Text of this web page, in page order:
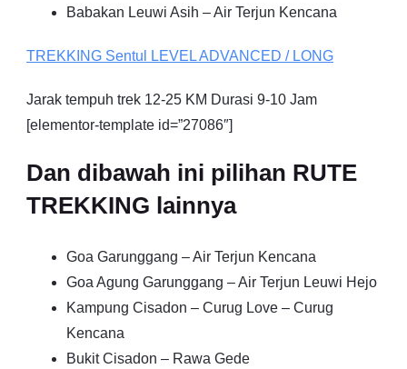
Babakan Leuwi Asih – Air Terjun Kencana
TREKKING Sentul LEVEL ADVANCED / LONG
Jarak tempuh trek 12-25 KM Durasi 9-10 Jam
[elementor-template id=”27086″]
Dan dibawah ini pilihan RUTE
TREKKING lainnya
Goa Garunggang – Air Terjun Kencana
Goa Agung Garunggang – Air Terjun Leuwi Hejo
Kampung Cisadon – Curug Love – Curug
Kencana
Bukit Cisadon – Rawa Gede